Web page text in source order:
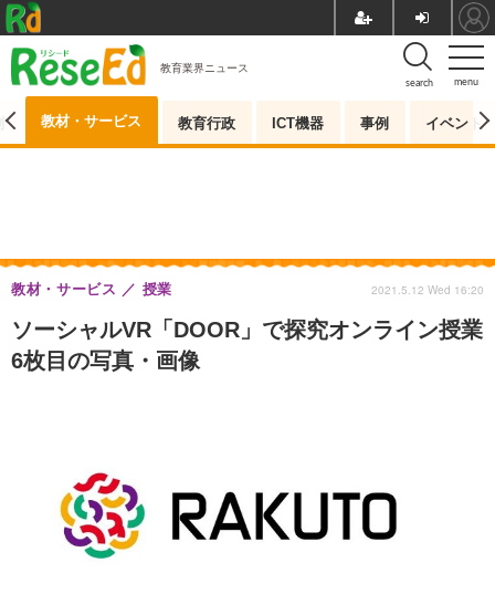
menu
search
教育業界ニュース
教材・サービス 教育行政 ICT機器 事例 イベント
ソーシャルVR「DOOR」で探究オンライン授業
6枚目の写真・画像
教材・サービス 授業 2021.5.12 Wed 16:20